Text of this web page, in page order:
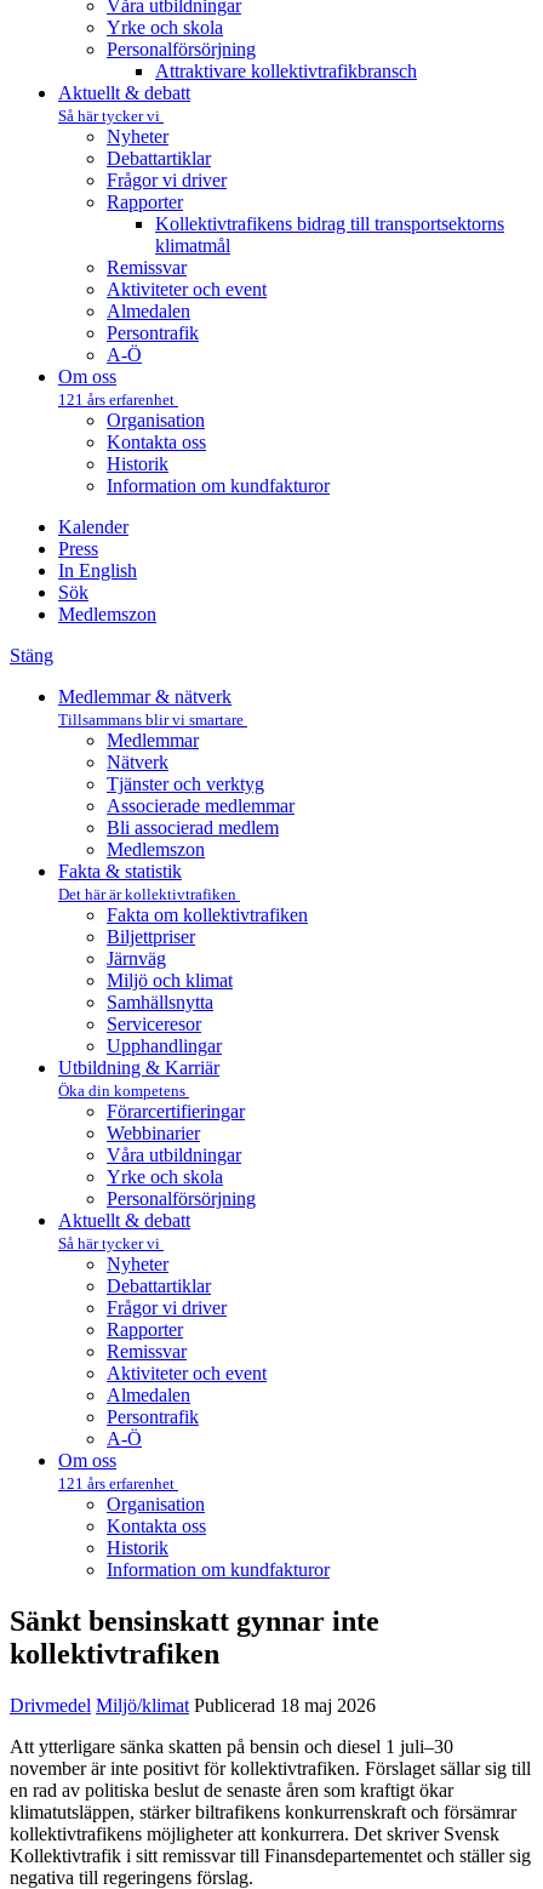
Våra utbildningar
Yrke och skola
Personalförsörjning
Attraktivare kollektivtrafik­bransch
Aktuellt & debatt
Så här tycker vi
Nyheter
Debattartiklar
Frågor vi driver
Rapporter
Kollektivtrafikens bidrag till transportsektorns
klimatmål
Remissvar
Aktiviteter och event
Almedalen
Persontrafik
A-Ö
Om oss
121 års erfarenhet
Organisation
Kontakta oss
Historik
Information om kundfakturor
Kalender
Press
In English
Sök
Medlemszon
Stäng
Medlemmar & nätverk
Tillsammans blir vi smartare
Medlemmar
Nätverk
Tjänster och verktyg
Associerade medlemmar
Bli associerad medlem
Medlemszon
Fakta & statistik
Det här är kollektivtrafiken
Fakta om kollektivtrafiken
Biljettpriser
Järnväg
Miljö och klimat
Samhällsnytta
Serviceresor
Upphandlingar
Utbildning & Karriär
Öka din kompetens
Förarcertifieringar
Webbinarier
Våra utbildningar
Yrke och skola
Personalförsörjning
Aktuellt & debatt
Så här tycker vi
Nyheter
Debattartiklar
Frågor vi driver
Rapporter
Remissvar
Aktiviteter och event
Almedalen
Persontrafik
A-Ö
Om oss
121 års erfarenhet
Organisation
Kontakta oss
Historik
Information om kundfakturor
Sänkt bensinskatt gynnar inte
kollektivtrafiken
Drivmedel Miljö/klimat Publicerad 18 maj 2026
Att ytterligare sänka skatten på bensin och diesel 1 juli–30
november är inte positivt för kollektivtrafiken. Förslaget sällar sig till
en rad av politiska beslut de senaste åren som kraftigt ökar
klimatutsläppen, stärker biltrafikens konkurrenskraft och försämrar
kollektivtrafikens möjligheter att konkurrera. Det skriver Svensk
Kollektivtrafik i sitt remissvar till Finansdepartementet och ställer sig
negativa till regeringens förslag.